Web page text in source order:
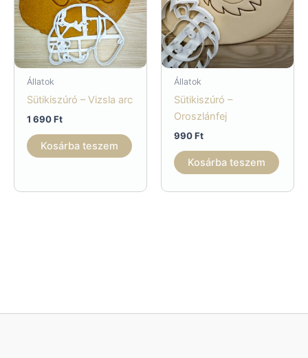
Állatok
Sütikiszúró – Vizsla arc
1 690Ft
Kosárba teszem
Állatok
Sütikiszúró –
Oroszlánfej
990Ft
Kosárba teszem